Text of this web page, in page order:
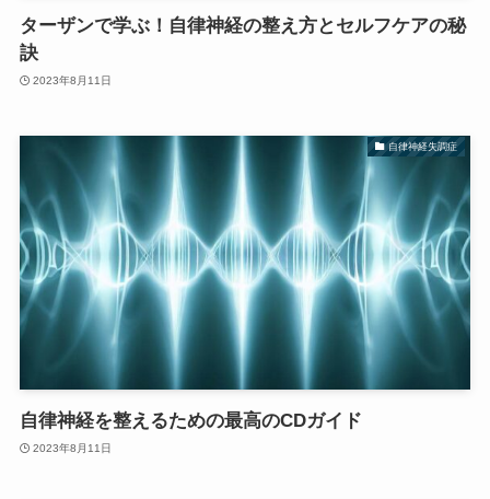
ターザンで学ぶ！自律神経の整え方とセルフケアの秘
訣
2023年8月11日
自律神経失調症
自律神経を整えるための最高のCDガイド
2023年8月11日